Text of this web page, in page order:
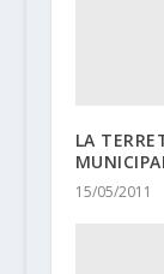
LA
15/05/2011